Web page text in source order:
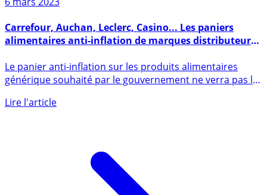
6 mars 2023
alimentaires anti-inflation de marques distributeurs
se multiplient
Le panier anti-inflation sur les produits alimentaires
générique souhaité par le gouvernement ne verra pas le